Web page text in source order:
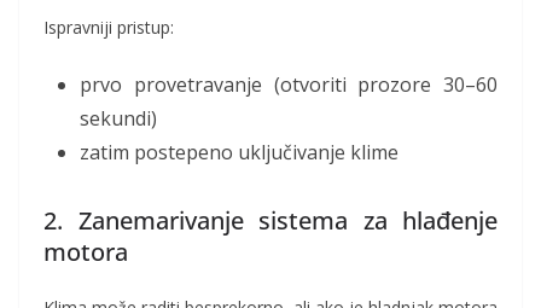
Ispravniji pristup:
prvo provetravanje (otvoriti prozore 30–60
sekundi)
zatim postepeno uključivanje klime
2. Zanemarivanje sistema za hlađenje
motora